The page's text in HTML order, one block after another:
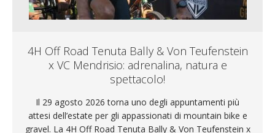
4H Off Road Tenuta Bally & Von Teufenstein
x VC Mendrisio: adrenalina, natura e
spettacolo!
Il 29 agosto 2026 torna uno degli appuntamenti più
attesi dell’estate per gli appassionati di mountain bike e
gravel. La 4H Off Road Tenuta Bally & Von Teufenstein x